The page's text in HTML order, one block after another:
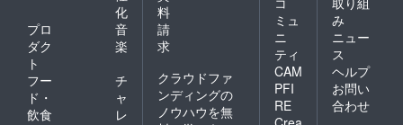
化
プロ
ダク
ト
音
楽
フー
ド・
飲食
チ
ャ
レ
料
請
求
クラウドファ
ンディングの
ノウハウを無
ミュ
ニ
ティ
CAM
PFI
RE
み
ニュー
ス
ヘルプ
お問い
合わせ